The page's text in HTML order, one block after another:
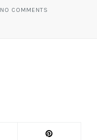
NO COMMENTS